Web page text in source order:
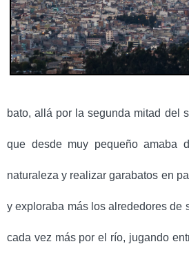
bato, allá por la segunda mitad del
que desde muy pequeño amaba
naturaleza y realizar garabatos en
y exploraba más los alrededores de
cada vez más por el río, jugando